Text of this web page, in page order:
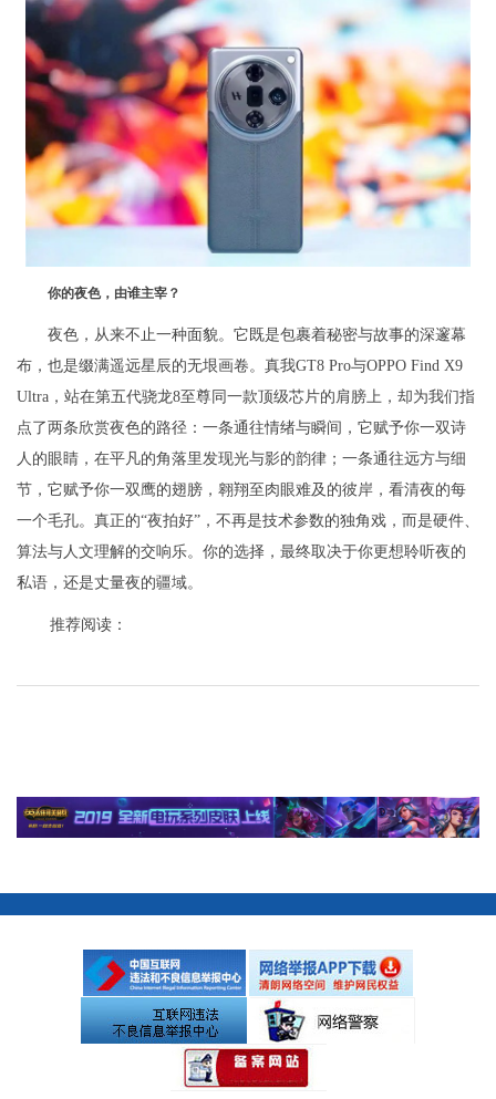
你的夜色，由谁主宰？
夜色，从来不止一种面貌。它既是包裹着秘密与故事的深邃幕
布，也是缀满遥远星辰的无垠画卷。真我GT8 Pro与OPPO Find X9
Ultra，站在第五代骁龙8至尊同一款顶级芯片的肩膀上，却为我们指
点了两条欣赏夜色的路径：一条通往情绪与瞬间，它赋予你一双诗
人的眼睛，在平凡的角落里发现光与影的韵律；一条通往远方与细
节，它赋予你一双鹰的翅膀，翱翔至肉眼难及的彼岸，看清夜的每
一个毛孔。真正的“夜拍好”，不再是技术参数的独角戏，而是硬件、
算法与人文理解的交响乐。你的选择，最终取决于你更想聆听夜的
私语，还是丈量夜的疆域。
推荐阅读：